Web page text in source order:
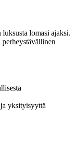
lomasi ajaksi.
yksityisyyttä